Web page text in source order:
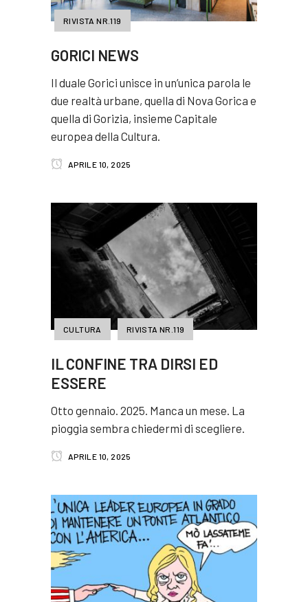
RIVISTA NR.119
GORICI NEWS
Il duale Gorici unisce in un’unica parola le
due realtà urbane, quella di Nova Gorica e
quella di Gorizia, insieme Capitale
europea della Cultura.
APRILE 10, 2025
CULTURA RIVISTA NR.119
IL CONFINE TRA DIRSI ED
ESSERE
Otto gennaio. 2025. Manca un mese. La
pioggia sembra chiedermi di scegliere.
APRILE 10, 2025